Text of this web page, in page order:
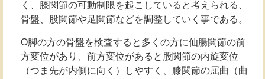
く、膝関節の可動制限を起こしていると考えられる、
骨盤、股関節や足関節などを調整していく事である。
O脚の方の骨盤を検査すると多くの方に仙腸関節の前
方変位があり、前方変位があると股関節の内旋変位
（つま先が内側に向く）しやすく、膝関節の屈曲（曲